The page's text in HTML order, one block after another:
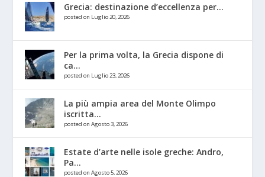
Grecia: destinazione d’eccellenza per...
posted on Luglio 20, 2026
Per la prima volta, la Grecia dispone di
ca...
posted on Luglio 23, 2026
La più ampia area del Monte Olimpo
iscritta...
posted on Agosto 3, 2026
Estate d’arte nelle isole greche: Andro,
Pa...
posted on Agosto 5, 2026